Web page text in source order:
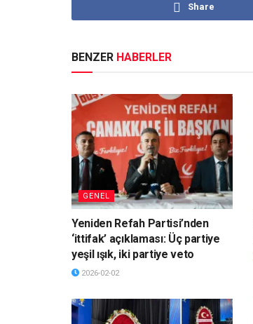
Share
BENZER HABERLER
GENEL
Yeniden Refah Partisi’nden
‘ittifak’ açıklaması: Üç partiye
yeşil ışık, iki partiye veto
2026-02-02